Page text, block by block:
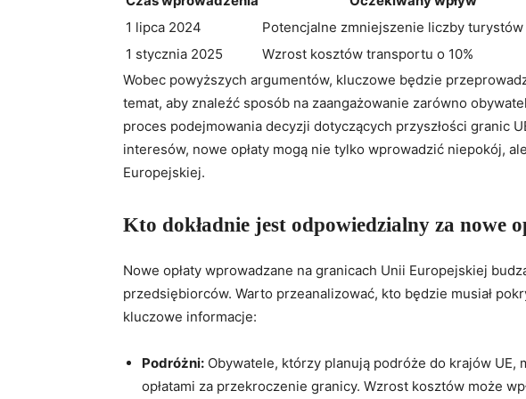
1 lipca 2024
Potencjalne zmniejszenie liczby turystów
1 stycznia 2025
Wzrost kosztów transportu o 10%
Wobec powyższych argumentów, kluczowe będzie
temat, aby znaleźć sposób na zaangażowanie zarówno
proces podejmowania decyzji dotyczących przyszłości granic
interesów, nowe opłaty mogą nie tylko wprowadzić niepokój,
Europejskiej.
Kto dokładnie jest odpowiedzialny za nowe
Nowe opłaty wprowadzane na granicach Unii Europejskiej
przedsiębiorców. Warto przeanalizować, kto będzie musiał
kluczowe informacje:
Podróżni: Obywatele, którzy planują podróże do krajów UE,
opłatami za przekroczenie granicy. Wzrost kosztów może